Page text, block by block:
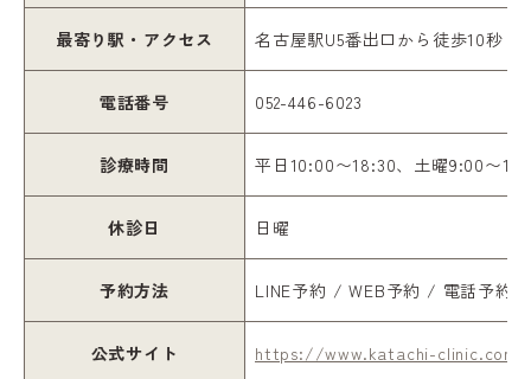
最寄り駅・アクセス 名古屋駅U5番出口から徒歩10秒
電話番号 052-446-6023
診療時間 平日10:00〜18:30、土曜9:00〜
休診日 日曜
予約方法 LINE予約 / WEB予約 / 電話予約
公式サイト https://www.katachi-clinic.com/